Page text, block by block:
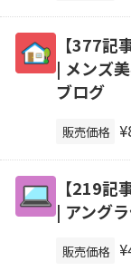
【377記
| メンズ
ブログ
販売価格
【219記
| アング
販売価格